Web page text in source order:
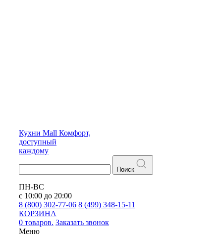
Кухни Mall Комфорт,
доступный
каждому
Поиск
ПН-ВС
с 10:00 до 20:00
8 (800) 302-77-06 8 (499) 348-15-11
КОРЗИНА
0 товаров. Заказать звонок
Меню